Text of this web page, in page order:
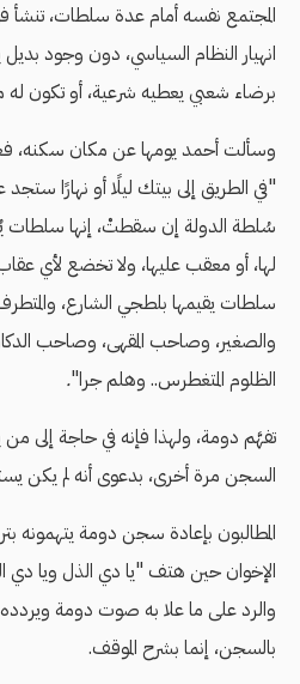
المجتمع نفسه أمام عدة سلطات،
انهيار النظام السياسي، دون وجود
برضاء شعبي يعطيه شرعية، أو تكون له
وسألت أحمد يومها عن مكان سكنه،
"في الطريق إلى بيتك ليلًا أو نهارًا
سُلطة الدولة إن سقطتْ، إنها سلطات
لها، أو معقب عليها، ولا تخضع لأي
سلطات يقيمها بلطجي الشارع، والمتطرف
والصغير، وصاحب المقهى، وصاحب
الظلوم المتغطرس.. وهلم جرا".
تفهَّم دومة، ولهذا فإنه في حاجة إلى
السجن مرة أخرى، بدعوى أنه لم يكن
المطالبون بإعادة سجن دومة يتهمونه
الإخوان حين هتف "يا دي الذل ويا دي
والرد على ما علا به صوت دومة
بالسجن، إنما بشرح الموقف.